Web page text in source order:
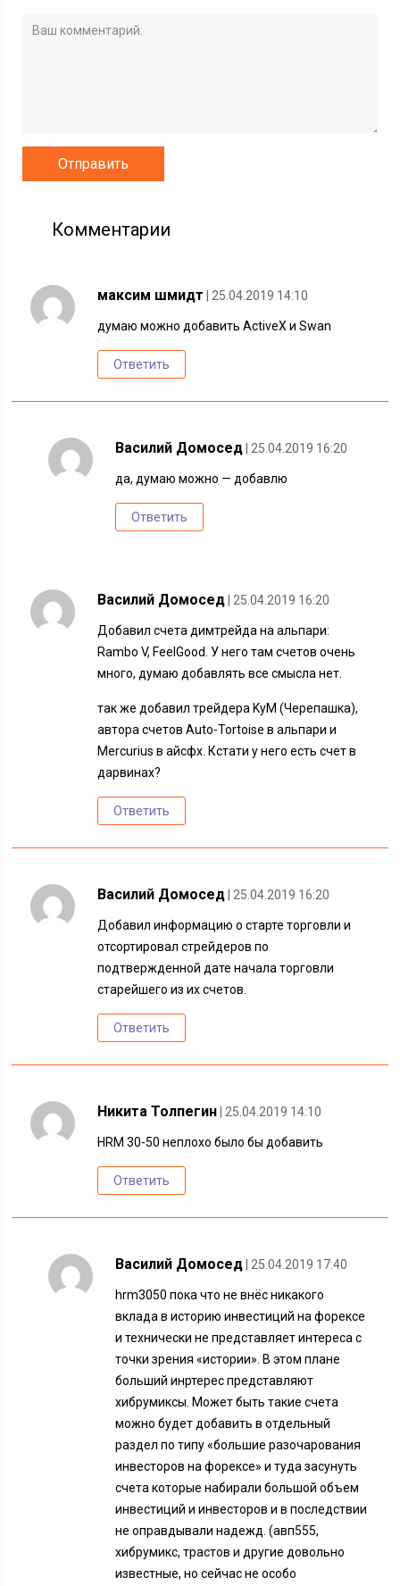
Комментарии
максим шмидт | 25.04.2019 14:10
думаю можно добавить ActiveX и Swan
Ответить
Василий Домосед | 25.04.2019 16:20
да, думаю можно — добавлю
Ответить
Василий Домосед | 25.04.2019 16:20
Добавил счета димтрейда на альпари:
Rambo V, FeelGood. У него там счетов очень
много, думаю добавлять все смысла нет.
так же добавил трейдера KyM (Черепашка),
автора счетов Auto-Tortoise в альпари и
Mercurius в айсфх. Кстати у него есть счет в
дарвинах?
Ответить
Василий Домосед | 25.04.2019 16:20
Добавил информацию о старте торговли и
отсортировал стрейдеров по
подтвержденной дате начала торговли
старейшего из их счетов.
Ответить
Никита Толпегин | 25.04.2019 14:10
HRM 30-50 неплохо было бы добавить
Ответить
Василий Домосед | 25.04.2019 17:40
hrm3050 пока что не внёс никакого
вклада в историю инвестиций на форексе
и технически не представляет интереса с
точки зрения «истории». В этом плане
больший инртерес представляют
хибрумиксы. Может быть такие счета
можно будет добавить в отдельный
раздел по типу «большие разочарования
инвесторов на форексе» и туда засунуть
счета которые набирали большой объем
инвестиций и инвесторов и в последствии
не оправдывали надежд. (авп555,
хибрумикс, трастов и другие довольно
известные, но сейчас не особо